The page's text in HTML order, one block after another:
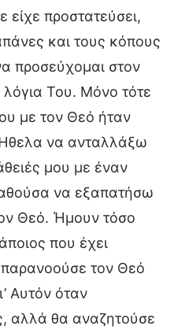
είχε προστατεύσει,
και τους κόπους
προσεύχομαι στον
Του. Μόνο τότε
με τον Θεό ήταν
να ανταλλάξω
μου με έναν
να εξαπατήσω
Θεό. Ήμουν τόσο
που έχει
τον Θεό
Αυτόν όταν
αλλά θα αναζητούσε